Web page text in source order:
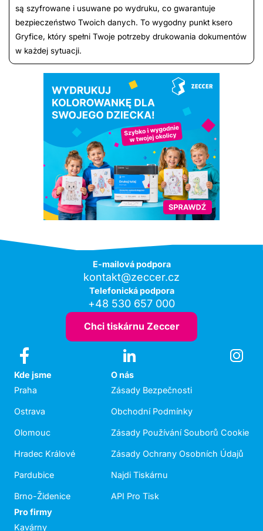
są szyfrowane i usuwane po wydruku, co gwarantuje
bezpieczeństwo Twoich danych. To wygodny punkt ksero
Gryfice, który spełni Twoje potrzeby drukowania dokumentów
w każdej sytuacji.
E-mailová podpora
kontakt@zeccer.cz
Telefonická podpora
+48 530 657 000
Chci tiskárnu Zeccer
Kde jsme
Praha
Ostrava
Olomouc
Hradec Králové
Pardubice
Brno-Židenice
O nás
Zásady Bezpečnosti
Obchodní Podmínky
Zásady Používání Souborů Cookie
Zásady Ochrany Osobních Údajů
Najdi Tiskárnu
API Pro Tisk
Pro firmy
Kavárny